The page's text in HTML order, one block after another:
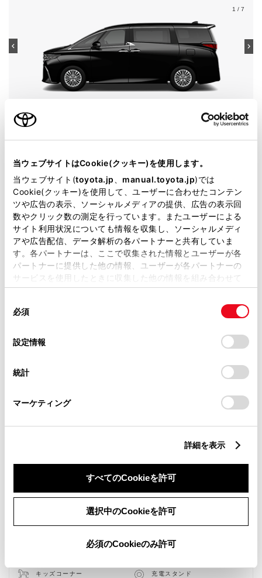
当ウェブサイトはCookie(クッキー)を使用します。
当ウェブサイト(toyota.jp manual.toyota.jp)では
Cookie(クッキー)を使用して、ユーザーに合わせたコンテン
ツや広告の表示、ソーシャルメディアの提供、広告の表示回
数やクリック数の測定を行っています。またユーザーによる
サイト利用状況についても情報を収集し、ソーシャルメディ
アや広告配信、データ解析の各パートナーと共有していま
す。各パートナーは、ここで収集された情報とユーザーが各
パートナーに提供した他の情報、ユーザーが各パートナーの
サービスを使用したときに収集した他の情報を組み合わせて
使用することがあります。当ウェブサイトの使用を続行する
デバイスにすべてのCookie(クッキー)が保存されることに同
意したことになります。Cookie(クッキー)のオプトアウト、
設定の変更、同意を撤回したりするにあたっては、当社の
「Cookie（クッキー）情報の取り扱いについて
」をご覧くだ
必須
設定情報
統計
マーケティング
詳細を表示
すべてのCookieを許可
選択中のCookieを許可
必須のCookieのみ許可
1 / 7
エンジンタイプ ハイブリッド
駆動方式 2WD FF
即時予約
サービス 軽自動車
WiFi
キッズコーナー
充電スタンド